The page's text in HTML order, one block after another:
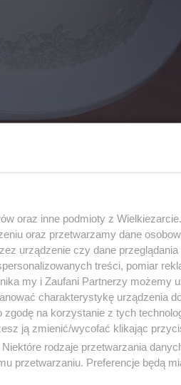
oraz inne podmioty z
oraz przetwarzamy dane
urządzenie czy dane
treści, pomiar
my i Zaufani Partnerzy możemy
charakterystykę urządzenia
na korzystanie z tych
ją zmienić/wycofać klikając
. Niektóre rodzaje przetwarzania
przetwarzaniu. Preferencje będą